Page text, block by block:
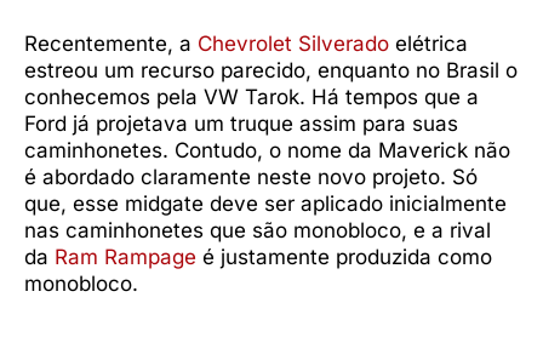
Recentemente, a Chevrolet Silverado elétrica
estreou um recurso parecido, enquanto no Brasil o
conhecemos pela VW Tarok. Há tempos que a
Ford já projetava um truque assim para suas
caminhonetes. Contudo, o nome da Maverick não
é abordado claramente neste novo projeto. Só
que, esse midgate deve ser aplicado inicialmente
nas caminhonetes que são monobloco, e a rival
da Ram Rampage é justamente produzida como
monobloco.